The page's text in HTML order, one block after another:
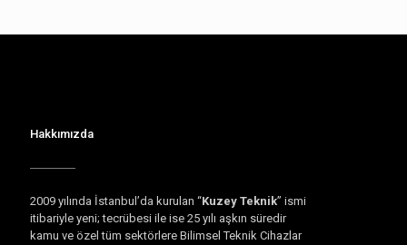
Hakkımızda
2009 yılında İstanbul’da kurulan “Kuzey Teknik” ismi
itibariyle yeni; tecrübesi ile ise 25 yılı aşkın süredir
kamu ve özel tüm sektörlere Bilimsel Teknik Cihazlar